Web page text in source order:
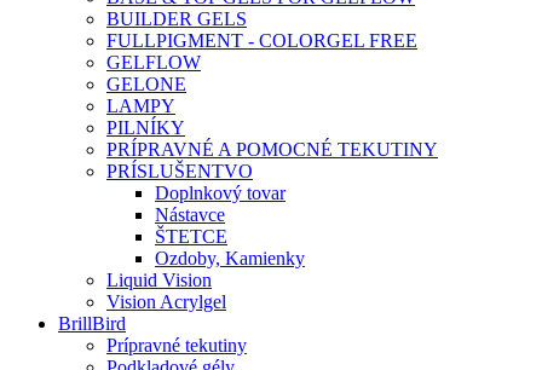
BUILDER GELS
FULLPIGMENT - COLORGEL FREE
GELFLOW
GELONE
LAMPY
PILNÍKY
PRÍPRAVNÉ A POMOCNÉ TEKUTINY
PRÍSLUŠENTVO
Doplnkový tovar
Nástavce
ŠTETCE
Ozdoby, Kamienky
Liquid Vision
Vision Acrylgel
BrillBird
Prípravné tekutiny